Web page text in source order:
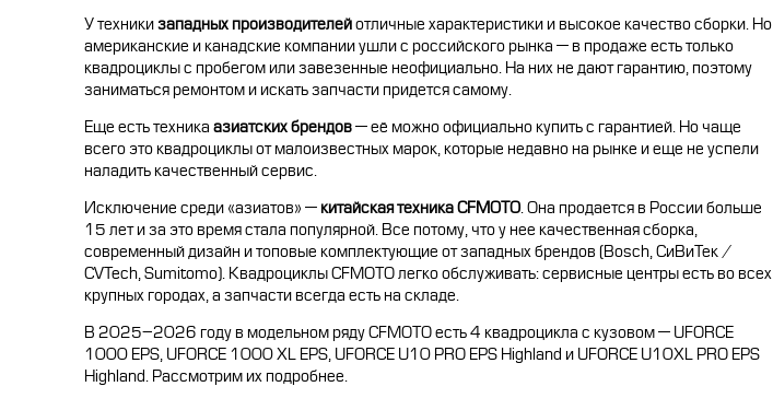
У техникизападных производителейотличные характеристики и высокое качество сборки. Но
американские и канадские компании ушли с российского рынка — в продаже есть только
квадроциклы с пробегом или завезенные неофициально. На них не дают гарантию, поэтому
заниматься ремонтом и искать запчасти придется самому.
Еще есть техника азиатских брендов— её можно официально купить с гарантией. Но чаще
всего это квадроциклы от малоизвестных марок, которые недавно на рынке и еще не успели
наладить качественный сервис.
Исключение среди «азиатов» —китайская техника CFMOTO. Она продается в России больше
15 лет и за это время стала популярной. Все потому, что у нее качественная сборка,
современный дизайн и топовые комплектующие от западных брендов (Bosch, CиВиТек /
CVTech, Sumitomo). Квадроциклы CFMOTO легко обслуживать: сервисные центры есть во всех
крупных городах, а запчасти всегда есть на складе.
В 2025–2026 году в модельном ряду CFMOTO есть 4 квадроцикла с кузовом — UFORCE
1000 EPS, UFORCE 1000 XL EPS, UFORCE U10 PRO EPS Highland и UFORCE U10XL PRO EPS
Highland. Рассмотрим их подробнее.